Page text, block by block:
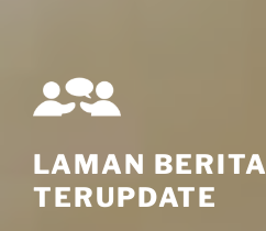
LAMAN BERITA
TERUPDATE